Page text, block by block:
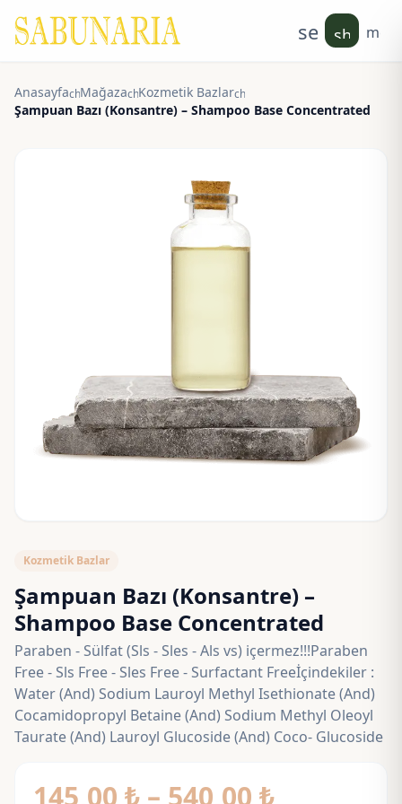
search
Anasayfachevron_right
Mağazachevron_right
Kozmetik Bazlarchevron_right
Şampuan Bazı (Konsantre) – Shampoo Base Concentrated
Kozmetik Bazlar
Şampuan Bazı (Konsantre) –
Shampoo Base Concentrated
Paraben - Sülfat (Sls - Sles - Als vs) içermez!!!Paraben
Free - Sls Free - Sles Free - Surfactant Freeİçindekiler :
Water (And) Sodium Lauroyl Methyl Isethionate (And)
Cocamidopropyl Betaine (And) Sodium Methyl Oleoyl
Taurate (And) Lauroyl Glucoside (And) Coco- Glucoside
145,00 ₺ – 540,00 ₺Fiyat